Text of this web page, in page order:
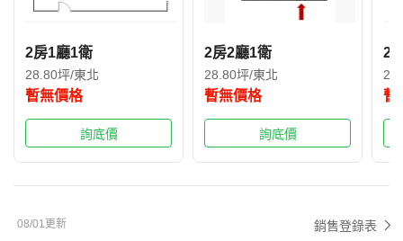
2房1廳1衛
28.80坪/東北
暫無價格
詢底價
2房2廳1衛
28.80坪/東北
暫無價格
詢底價
2
暫
08/01更新 銷售登錄表